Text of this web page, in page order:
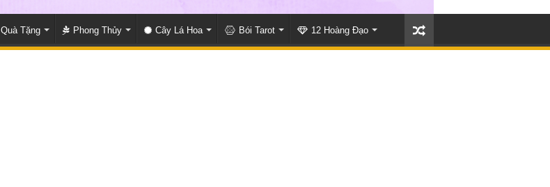
Quà Tặng Phong Thủy Cây Lá Hoa Bói Tarot 12 Hoàng Đạo